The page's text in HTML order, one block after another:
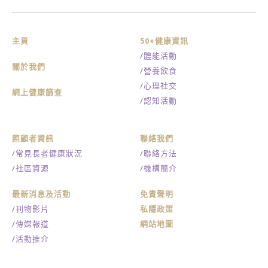
主頁
關於我們
網上健康篩查
50+健康資訊
/體能活動
/營養飲食
/心理社交
/認知活動
照顧者資訊
/常見長者健康狀況
/社區資源
最新消息及活動
/刊物影片
/傳媒報道
/活動推介
聯絡我們
/聯絡方法
/機構簡介
免責聲明
私隱政策
網站地圖